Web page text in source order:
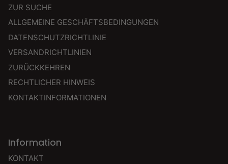
ZUR SUCHE
ALLGEMEINE GESCHÄFTSBEDINGUNGEN
DATENSCHUTZRICHTLINIE
VERSANDRICHTLINIEN
ZURÜCKKEHREN
RECHTLICHER HINWEIS
KONTAKTINFORMATIONEN
Information
KONTAKT